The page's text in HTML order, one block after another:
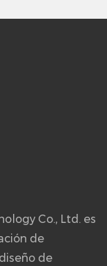
Co., Ltd. es
de
de